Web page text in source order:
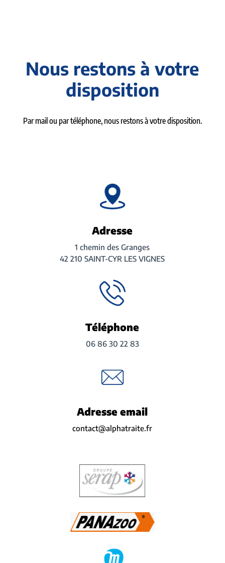
Nous restons à votre
disposition
Par mail ou par téléphone, nous restons à votre disposition.
Adresse
1 chemin des Granges
42 210 SAINT-CYR LES VIGNES
Téléphone
06 86 30 22 83
Adresse email
contact@alphatraite.fr